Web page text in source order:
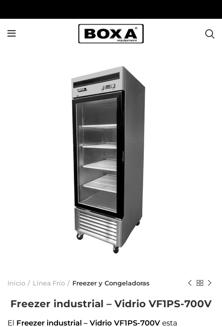
Inicio Línea Frío Freezer y Congeladoras
Freezer industrial – Vidrio VF1PS-700V
El Freezer industrial – Vidrio VF1PS-700V esta